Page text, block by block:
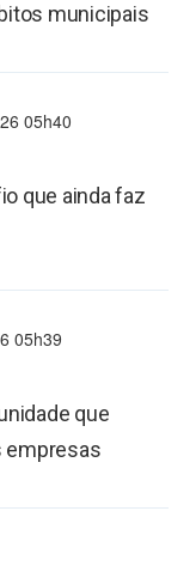
municipais
05h40
que ainda faz
05h39
que
empresas